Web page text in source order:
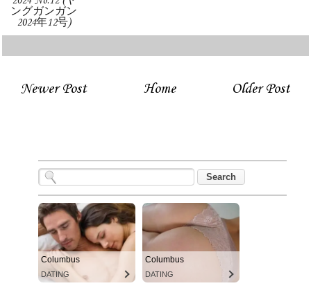
ングガンガン
2024年12号)
Newer Post Older Post
Home
Columbus
DATING
Columbus
DATING